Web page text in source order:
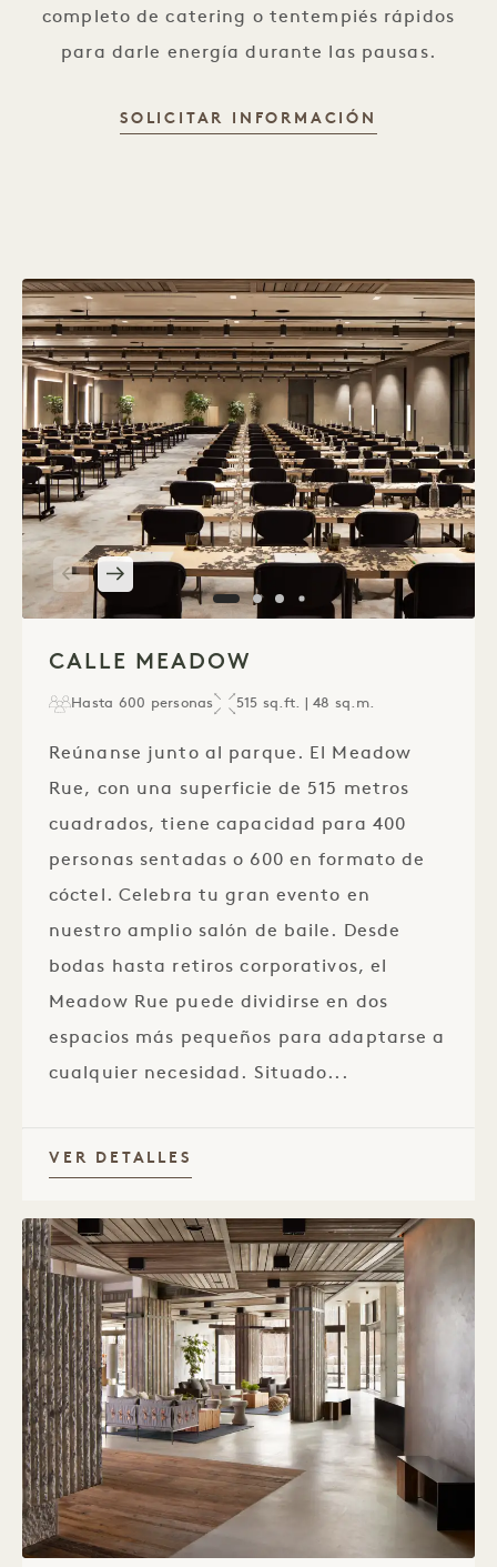
completo de catering o tentempiés rápidos
para darle energía durante las pausas.
SOLICITAR INFORMACIÓN
CALLE MEADOW
Hasta 600 personas 515 sq.ft. | 48 sq.m.
Reúnanse junto al parque. El Meadow
Rue, con una superficie de 515 metros
cuadrados, tiene capacidad para 400
personas sentadas o 600 en formato de
cóctel. Celebra tu gran evento en
nuestro amplio salón de baile. Desde
bodas hasta retiros corporativos, el
Meadow Rue puede dividirse en dos
espacios más pequeños para adaptarse a
cualquier necesidad. Situado...
VER DETALLES